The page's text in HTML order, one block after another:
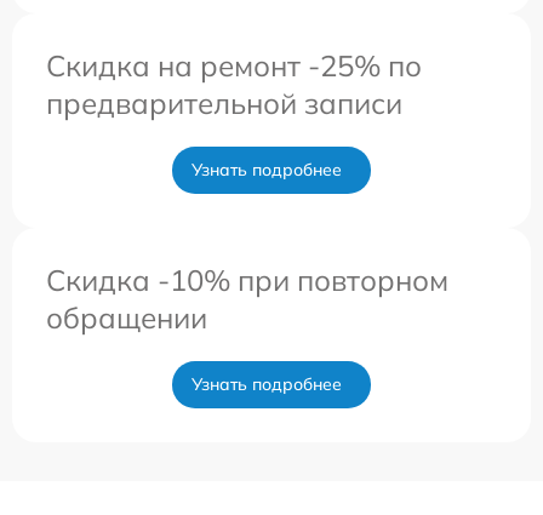
Скидка на ремонт -25% по
предварительной записи
Узнать подробнее
Скидка -10% при повторном
обращении
Узнать подробнее